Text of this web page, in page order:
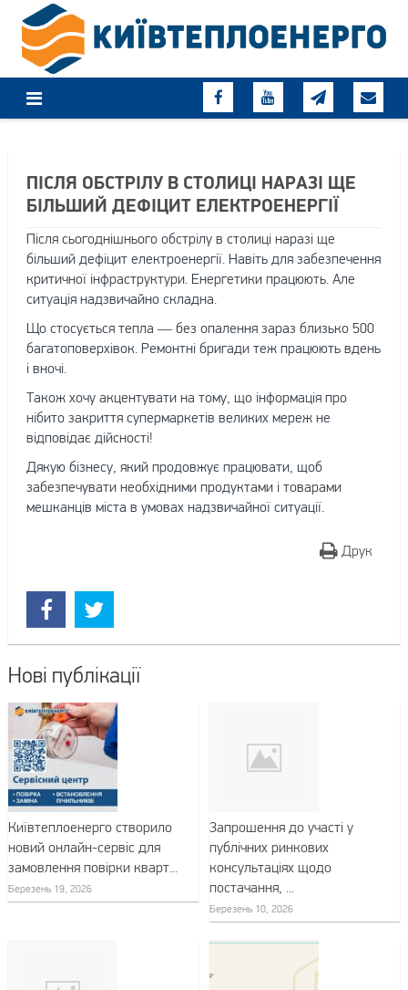
content
ПІСЛЯ ОБСТРІЛУ В СТОЛИЦІ НАРАЗІ ЩЕ
БІЛЬШИЙ ДЕФІЦИТ ЕЛЕКТРОЕНЕРГІЇ
Після сьогоднішнього обстрілу в столиці наразі ще
більший дефіцит електроенергії. Навіть для забезпечення
критичної інфраструктури. Енергетики працюють. Але
ситуація надзвичайно складна.
Що стосується тепла — без опалення зараз близько 500
багатоповерхівок. Ремонтні бригади теж працюють вдень
і вночі.
Також хочу акцентувати на тому, що інформація про
нібито закриття супермаркетів великих мереж не
відповідає дійсності!
Дякую бізнесу, який продовжує працювати, щоб
забезпечувати необхідними продуктами і товарами
мешканців міста в умовах надзвичайної ситуації.
Друк
Нові публікації
Київтеплоенерго створило
новий онлайн-сервіс для
замовлення повірки кварт...
Березень 19, 2026
Запрошення до участі у
публічних ринкових
консультаціях щодо
постачання, ...
Березень 10, 2026